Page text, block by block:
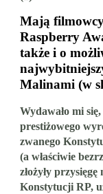
Mają
Raspberry
także i o
Malinami (w
Wydawało mi
prestiżowego
zwanego
(a właściwie
złożyły
Konstytucji RP,